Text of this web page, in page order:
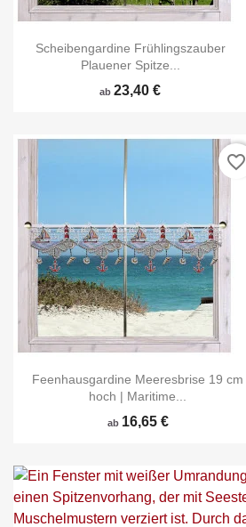
Scheibengardine Frühlingszauber
Plauener Spitze...
ab23,40 €
Feenhausgardine Meeresbrise 19 cm
hoch | Maritime...
ab 16,65 €
favorite_border